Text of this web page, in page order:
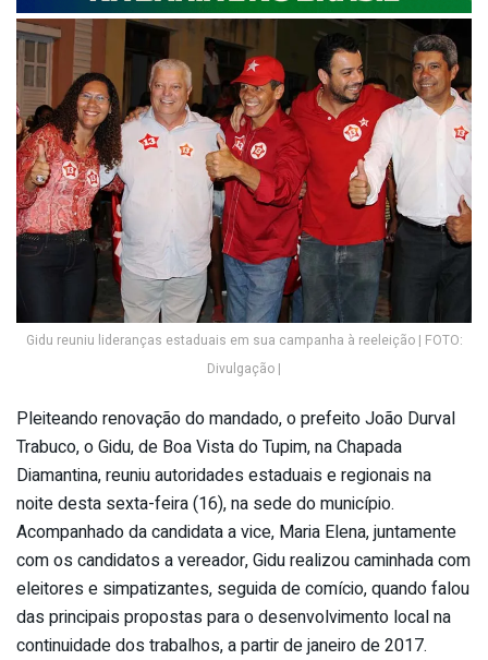
Gidu reuniu lideranças estaduais em sua campanha à reeleição | FOTO:
Divulgação |
Pleiteando renovação do mandado, o prefeito João Durval
Trabuco, o Gidu, de Boa Vista do Tupim, na Chapada
Diamantina, reuniu autoridades estaduais e regionais na
noite desta sexta-feira (16), na sede do município.
Acompanhado da candidata a vice, Maria Elena, juntamente
com os candidatos a vereador, Gidu realizou caminhada com
eleitores e simpatizantes, seguida de comício, quando falou
das principais propostas para o desenvolvimento local na
continuidade dos trabalhos, a partir de janeiro de 2017.